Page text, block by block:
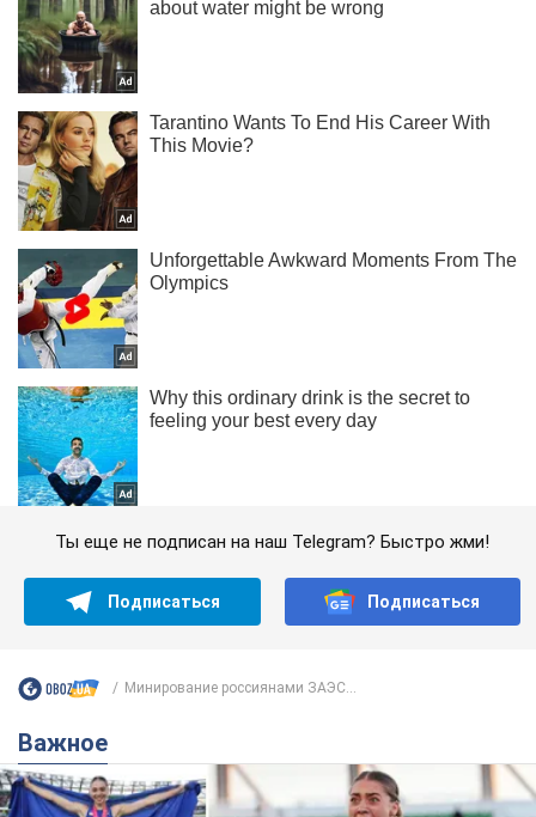
Ты еще не подписан на наш Telegram? Быстро жми!
Подписаться Подписаться
Минирование россиянами ЗАЭС...
Важное